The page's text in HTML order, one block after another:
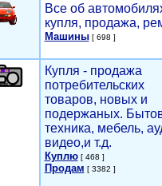
Все об
купля, продажа,
Машины[ 698 ]
Купля - продажа
потребительских
товаров, новых и
подержаных.
техника, мебель,
видео,и т.д.
Куплю[ 468 ]
Продам [ 3382 ]